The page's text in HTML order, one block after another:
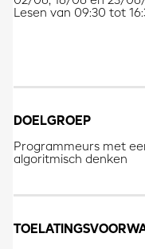
Lesen van 09:30 tot
DOELGROEP
Programmeurs met
algoritmisch denken